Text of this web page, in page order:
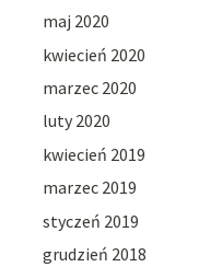
maj 2020
kwiecień 2020
marzec 2020
luty 2020
kwiecień 2019
marzec 2019
styczeń 2019
grudzień 2018